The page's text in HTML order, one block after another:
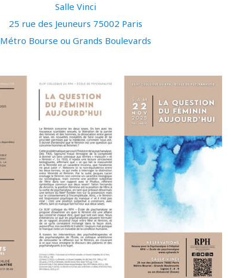
Salle Vinci
25 rue des Jeuneurs 75002 Paris
Métro Bourse ou Grands Boulevards